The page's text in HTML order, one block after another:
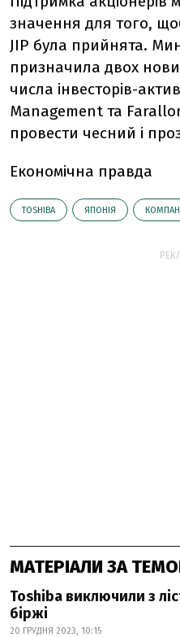
значення для того,
JIP була прийнята.
призначила двох
числа інвесторів-
Management та
провести чесний і
Економічна правда
TOSHIBA ЯПОНІЯ
МАТЕРІАЛИ ЗА
Toshiba виключили з
біржі
20 ГРУДНЯ 2023, 10:15